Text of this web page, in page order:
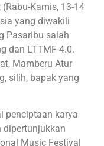
Kamis, 13-14
yang diwakili
Pasaribu salah
dan LTTMF 4.0.
Mamberu Atur
silih, bapak yang
penciptaan karya
dipertunjukkan
Music Festival